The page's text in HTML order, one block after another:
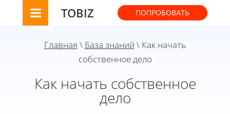
TOBIZ ПОПРОБОВАТЬ
Главная \ База знаний \ Как начать
собственное дело
Как начать собственное
дело